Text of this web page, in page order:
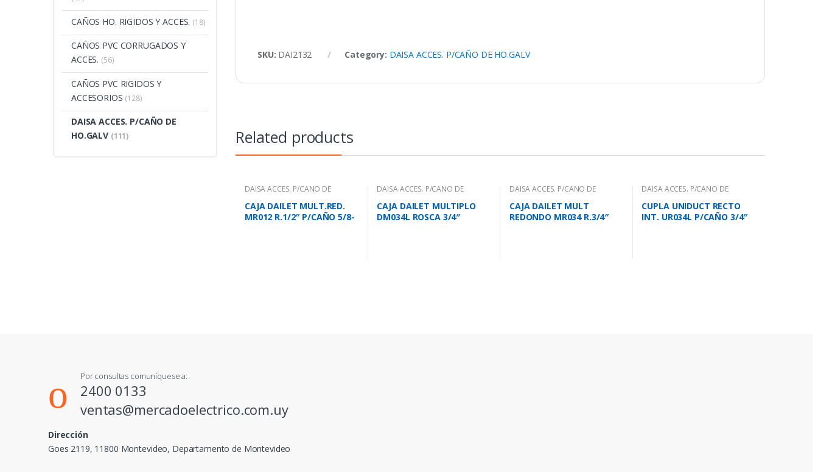
SKU: DAI2132 Category: DAISA ACCES. P/CAÑO DE HO.GALV
Related products
DAISA ACCES. P/CAÑO DE
CAJA DAILET MULT.RED.
MR012 R.1/2″ P/CAÑO 5/8-
DAISA ACCES. P/CAÑO DE
CAJA DAILET MULTIPLO
DM034L ROSCA 3/4″
DAISA ACCES. P/CAÑO DE
CAJA DAILET MULT
REDONDO MR034 R.3/4″
DAISA ACCES. P/CAÑO DE
CUPLA UNIDUCT RECTO
INT. UR034L P/CAÑO 3/4″
CAÑOS HO. RIGIDOS Y ACCES. (18)
CAÑOS PVC CORRUGADOS Y
ACCES. (56)
CAÑOS PVC RIGIDOS Y
ACCESORIOS (128)
DAISA ACCES. P/CAÑO DE
HO.GALV (111)
Por consultas comuníquese a:
2400 0133
ventas@mercadoelectrico.com.uy
Dirección
Goes 2119, 11800 Montevideo, Departamento de Montevideo